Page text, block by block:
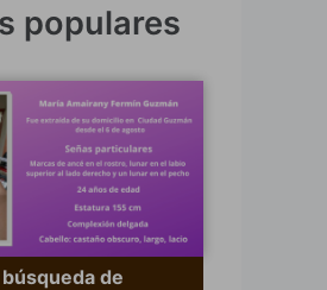
populares
de